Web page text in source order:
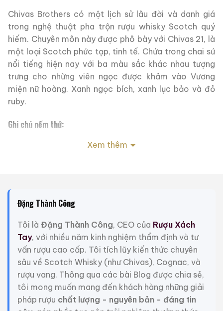
Chivas Brothers có một lịch sử lâu đời và danh giá
trong nghệ thuật pha trộn rượu whisky Scotch quý
hiếm. Chuyên môn này được phô bày với Chivas 21, là
một loại Scotch phức tạp, tinh tế. Chứa trong chai sứ
nổi tiếng hiện nay với ba màu sắc khác nhau tượng
trưng cho những viên ngọc được khảm vào Vương
miện nữ hoàng. Xanh ngọc bích, xanh lục bảo và đỏ
ruby.
Ghi chú nếm thử:
Hương thơm mạnh mẽ của vani, gỗ sồi nướng và anh
miệng. Sự pha trộn đặc biệt này được phân biệt bởi
hương thơm đầy đủ của hoa Mùa thu trước hương vị
Trên mũi, lê và cam quýt ngọt ngào cân bằng với
hương hoa mùa thu. Một sự pha trộn thanh lịch của
vani và gỗ sồi khô được đăng quang với hương sherry
tinh tế và chỉ một làn khói.
Trong miệng, sự ấm áp chào đón của mứt cam và lê
Xem thêm
Đặng Thành Công
Tôi là Đặng Thành Công, CEO của Rượu Xách
Tay, với nhiều năm kinh nghiệm thẩm định và tư
vấn rượu cao cấp. Tôi tích lũy kiến thức chuyên
sâu về Scotch Whisky (như Chivas), Cognac, và
rượu vang. Thông qua các bài Blog được chia sẻ,
tôi mong muốn mang đến khách hàng những giải
pháp rượu chất lượng - nguyên bản - đáng tin